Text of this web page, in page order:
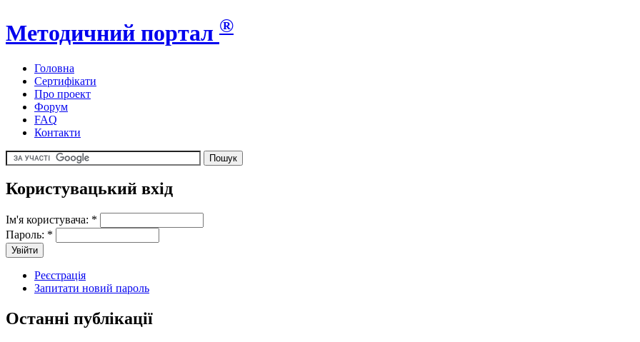
Методичний портал ®
Головна
Сертифікати
Про проект
Форум
FAQ
Контакти
Користувацький вхід
Ім'я користувача: *
Пароль: *
Реєстрація
Запитати новий пароль
Останні публікації